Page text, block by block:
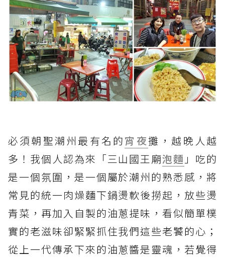
必須朝聖潮州最有名的宵夜攤，越晚人越
多！我個人認為來「三山國王廟泡麵 」吃的
是一個氛圍，是一個屬於潮州的熟悉感，將
常見的統一肉燥麵下鍋燙軟後撈起，放些燙
青菜，再加入自製的油蔥提味，看似簡單樸
實的老滋味卻緊緊抓住我們這些老饕的心；
從上一代傳承下來的油蔥醬是靈魂，若覺得